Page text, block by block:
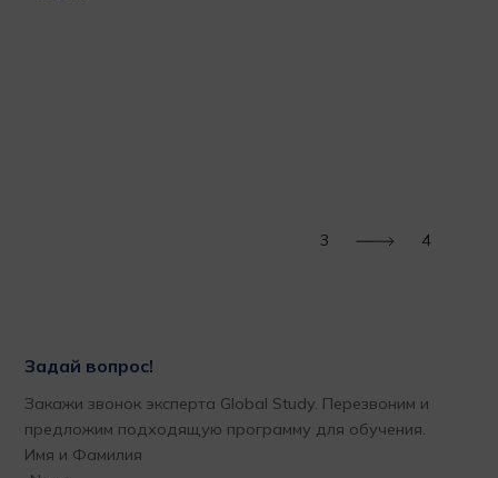
3 4
Задай вопрос!
Закажи звонок эксперта Global Study. Перезвоним и
предложим подходящую программу для обучения.
Имя и Фамилия